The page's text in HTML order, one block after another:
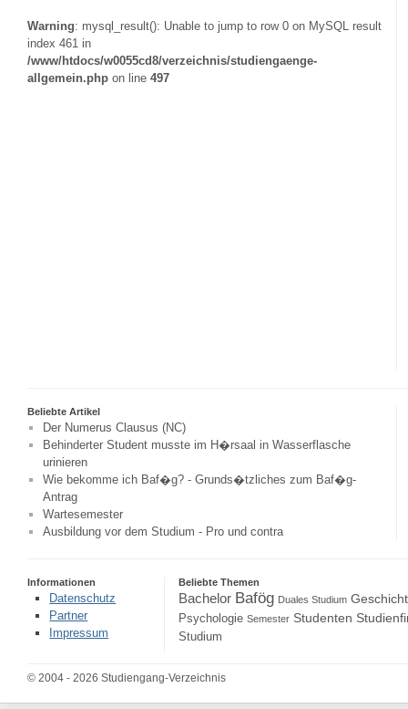
Warning: mysql_result(): Unable to jump to row 0 on MySQL result
index 461 in
/www/htdocs/w0055cd8/verzeichnis/studiengaenge-
allgemein.php on line 497
Beliebte Artikel
Der Numerus Clausus (NC)
Behinderter Student musste im H�rsaal in Wasserflasche
urinieren
Wie bekomme ich Baf�g? - Grunds�tzliches zum Baf�g-
Antrag
Wartesemester
Ausbildung vor dem Studium - Pro und contra
Informationen
Datenschutz
Partner
Impressum
Beliebte Themen
Bachelor Bafög Duales Studium
Psychologie Semester Studenten
Studium
© 2004 - 2026 Studiengang-Verzeichnis